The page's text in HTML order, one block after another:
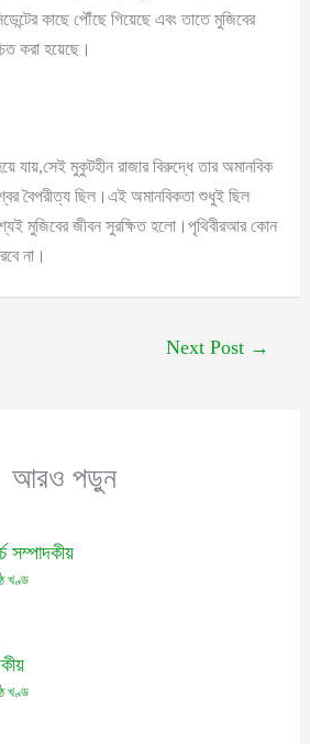
কাছে পৌঁছে গিয়েছে এবং তাতে মুজিবের
করা হয়েছে।
যায়,সেই মুকুটহীন রাজার বিরুদ্ধে তার অমানবিক
বৈপরীত্য ছিল।এই অমানবিকতা শুধুই ছিল
মুজিবের জীবন সুরক্ষিত হলো।পৃথিবীরআর কোন
না।
Next Post →
আরও পড়ুন
সম্পাদকীয়
খণ্ড
খণ্ড